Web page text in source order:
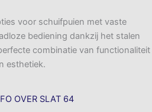
voor schuifpuien met vaste
bediening dankzij het stalen
combinatie van functionaliteit
esthetiek.
OVER SLAT 64